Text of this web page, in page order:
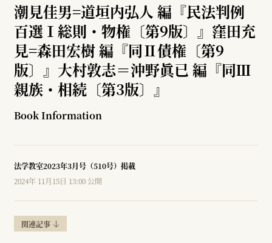
潮見佳男=道垣内弘人 編『民法判例
百選Ⅰ総則・物権〔第9版〕』窪田充
見=森田宏樹 編『同Ⅱ債権〔第9
版〕』大村敦志＝沖野眞已 編『同Ⅲ
親族・相続〔第3版〕』
Book Information
法学教室2023年3月号（510号）掲載
2024年 11月15日 13:00 公開
関連記事